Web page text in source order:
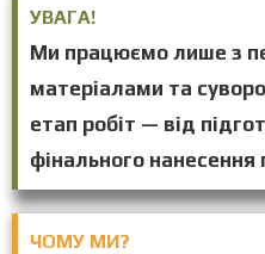
УВАГА!
Ми працюємо лише з
матеріалами та
етап робіт — від
фінального нанесення
ЧОМУ МИ?